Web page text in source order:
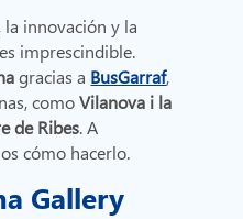
la innovación y la
imprescindible.
gracias a BusGarraf,
comoVilanova i la
de Ribes. A
cómo hacerlo.
Gallery